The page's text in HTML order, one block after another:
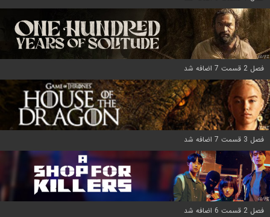
فصل 2 قسمت 7 اضافه شد
فصل 3 قسمت 7 اضافه شد
فصل 2 قسمت 6 اضافه شد